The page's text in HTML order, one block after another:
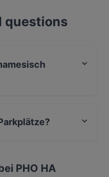
HA und erlebe
in Berlin.
questions
PHO HA